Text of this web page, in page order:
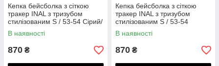
Кепка бейсболка з сіткою
тракер INAL з тризубом
стилізованим S / 53-54 Сірий/
Чорний 282153
В наявності
870 ₴
Кепка бейсболка з сіткою
тракер INAL з тризубом
стилізованим S / 53-54
Світло-сірий 282253
В наявності
870 ₴